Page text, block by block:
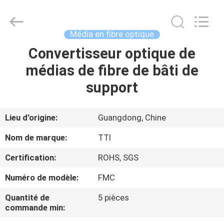
MAISON
AU
SUJET
NOUS
Communication
Tech.
Média en fibre optique
Convertisseur optique de
médias de fibre de bâti de
support
Lieu d'origine:
Guangdong, Chine
Nom de marque:
TTI
Certification:
ROHS, SGS
Numéro de modèle:
FMC
Quantité de
commande min:
5 pièces